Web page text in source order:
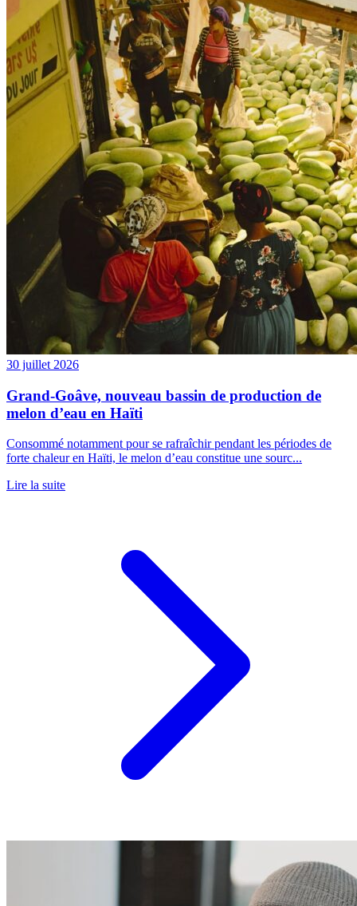
30 juillet 2026
Grand-Goâve, nouveau bassin de production de
melon d’eau en Haïti
Consommé notamment pour se rafraîchir pendant les périodes de
forte chaleur en Haïti, le melon d’eau constitue une sourc...
Lire la suite